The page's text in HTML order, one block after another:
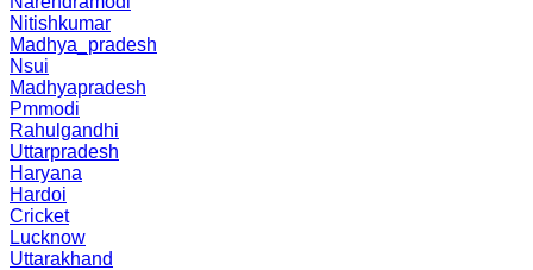
Nitishkumar
Madhya_pradesh
Nsui
Madhyapradesh
Pmmodi
Rahulgandhi
Uttarpradesh
Haryana
Hardoi
Cricket
Lucknow
Uttarakhand